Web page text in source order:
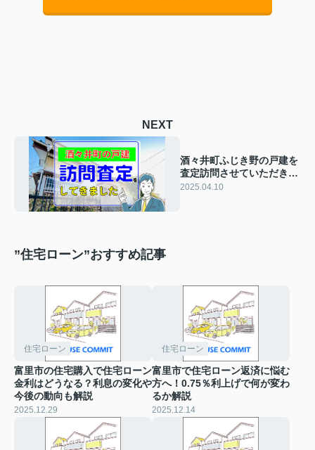
NEXT
酒々井町ふじき野の戸建を
査定訪問させていただきま
した
2025.04.10
”住宅ローン”おすすめ記事
住宅ローン
富里市の住宅購入で住宅ローン
金利はどうなる？利息の変化や
今後の動向も解説
2025.12.29
住宅ローン
富里市で住宅ローン返済に悩む
方へ！0.75％利上げで何が変わ
るか解説
2025.12.14